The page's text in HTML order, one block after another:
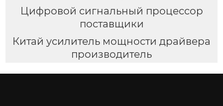
Цифровой сигнальный процессор
поставщики
Китай усилитель мощности драйвера
производитель